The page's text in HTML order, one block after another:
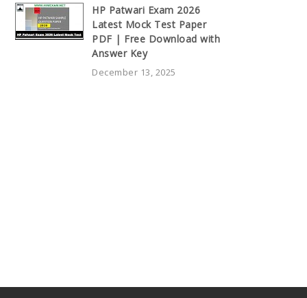
HP Patwari Exam 2026
Latest Mock Test Paper
PDF | Free Download with
Answer Key
December 13, 2025